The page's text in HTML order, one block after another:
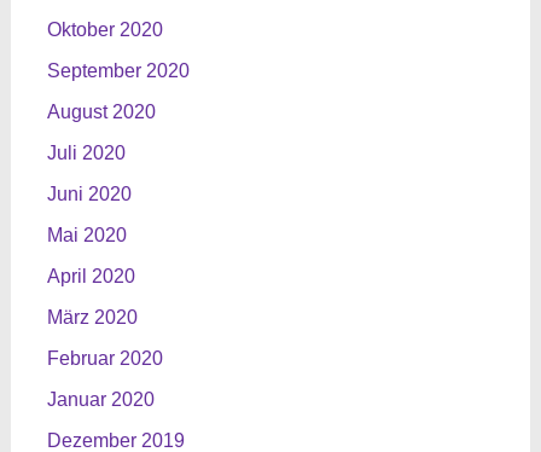
Oktober 2020
September 2020
August 2020
Juli 2020
Juni 2020
Mai 2020
April 2020
März 2020
Februar 2020
Januar 2020
Dezember 2019